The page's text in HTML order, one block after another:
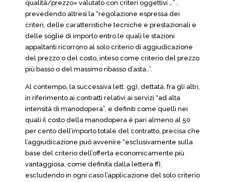
qualità/prezzo» valutato con criteri oggettivi …” ,
prevedendo altresì la “regolazione espressa dei
criteri, delle caratteristiche tecniche e prestazionali e
delle soglie di importo entro le quali le stazioni
appaltanti ricorrono al solo criterio di aggiudicazione
del prezzo o del costo, inteso come criterio del prezzo
più basso o del massimo ribasso d’asta..”.
Al contempo, la successiva lett. gg), dettata, fra gli altri,
in riferimento ai contratti relativi ai servizi “ad alta
intensità di manodopera”, e definiti come quelli nei
quali il costo della manodopera è pari almeno al 50
per cento dell’importo totale del contratto, precisa che
l’aggiudicazione può avvenire “esclusivamente sulla
base del criterio dell’offerta economicamente più
vantaggiosa, come definita dalla lettera ff),
escludendo in ogni caso l’applicazione del solo criterio